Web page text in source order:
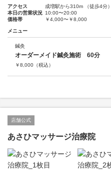
アクセス
成増駅から310m （徒歩4分）
本日の営業状況 10:00〜20:00
価格帯
￥4,000〜￥8,000
メニュー
鍼灸
オーダーメイド鍼灸施術 60分
￥8,000 （税込）
店舗公式
あさひマッサージ治療院